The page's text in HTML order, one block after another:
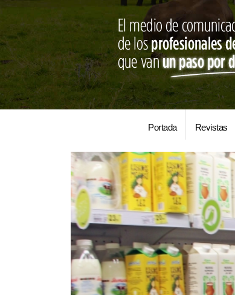
Portada Revistas